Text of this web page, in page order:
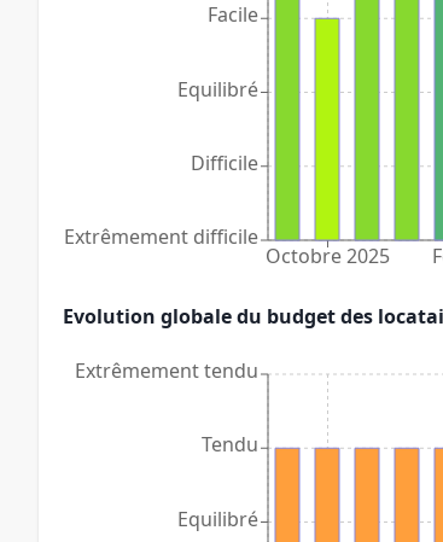
Octobre 2025
Extrêmement difficile
Difficile
Equilibré
Facile
Evolution globale du budget des
Equilibré
Tendu
Extrêmement tendu